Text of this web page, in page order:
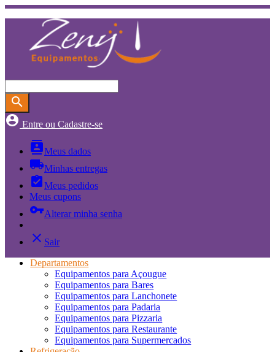
search
account_circle Entre ou Cadastre-se
contactsMeus dados
local_shippingMinhas entregas
assignment_turned_inMeus pedidos
Meus cupons
vpn_keyAlterar minha senha
close Sair
Departamentos
Equipamentos para Açougue
Equipamentos para Bares
Equipamentos para Lanchonete
Equipamentos para Padaria
Equipamentos para Pizzaria
Equipamentos para Restaurante
Equipamentos para Supermercados